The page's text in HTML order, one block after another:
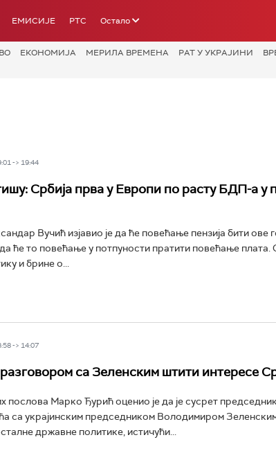
ЕМИСИЈЕ РТС Остало
ЕКОНОМИЈА МЕРИЛА ВРЕМЕНА РАТ У УКРАЈИНИ
-> 19:44
Србија прва у Европи по расту БДП-а у
Вучић изјавио је да ће повећање пензија бити ове
ће то повећање у потпуности пратити повећање плата.
и брине о...
-> 14:07
са Зеленским штити интересе
послова Марко Ђурић оценио је да је сусрет
са украјинским председником Володимиром
државне политике, истичући...